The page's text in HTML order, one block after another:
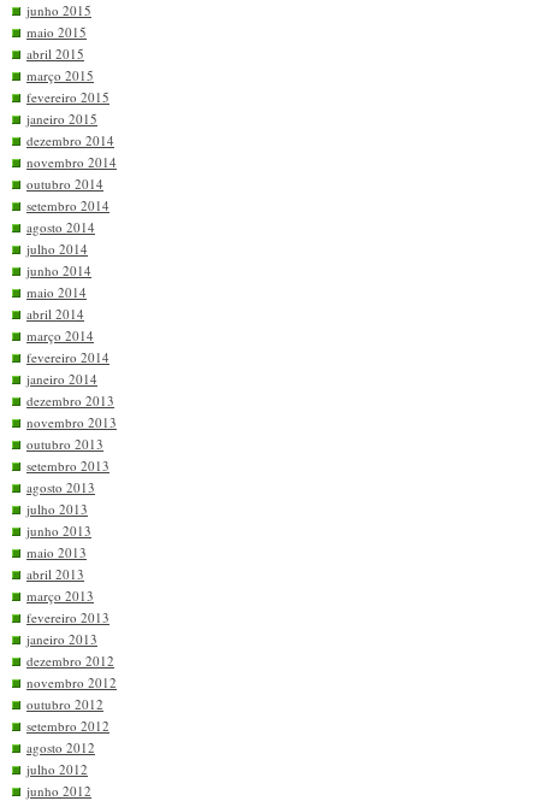
junho 2015
maio 2015
abril 2015
março 2015
fevereiro 2015
janeiro 2015
dezembro 2014
novembro 2014
outubro 2014
setembro 2014
agosto 2014
julho 2014
junho 2014
maio 2014
abril 2014
março 2014
fevereiro 2014
janeiro 2014
dezembro 2013
novembro 2013
outubro 2013
setembro 2013
agosto 2013
julho 2013
junho 2013
maio 2013
abril 2013
março 2013
fevereiro 2013
janeiro 2013
dezembro 2012
novembro 2012
outubro 2012
setembro 2012
agosto 2012
julho 2012
junho 2012